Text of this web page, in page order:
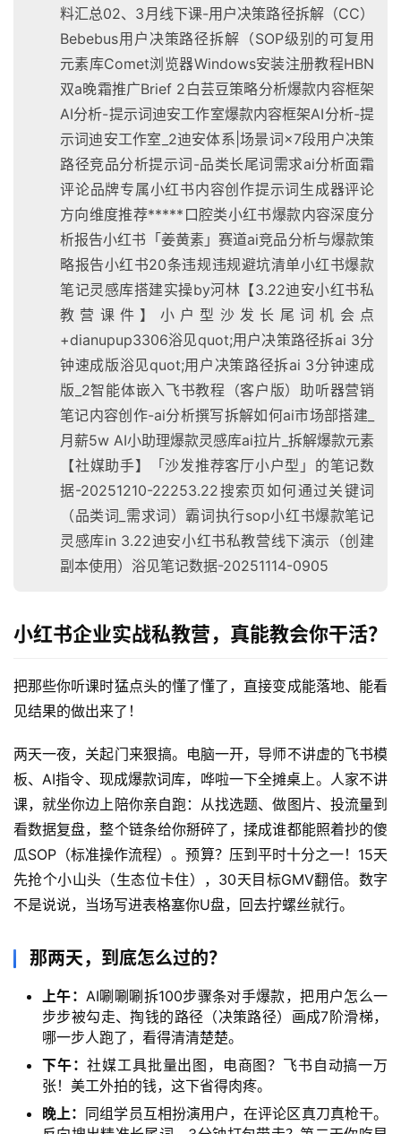
首
页
创
讯
赚
项
料汇总02、3月线下课-用户决策路径拆解（CC）
Bebebus用户决策路径拆解（SOP级别的可复用
元素库Comet浏览器Windows安装注册教程HBN
双a晚霜推广Brief 2白芸豆策略分析爆款内容框架
AI分析-提示词迪安工作室爆款内容框架AI分析-提
示词迪安工作室_2迪安体系|场景词×7段用户决策
路径竞品分析提示词-品类长尾词需求ai分析面霜
评论品牌专属小红书内容创作提示词生成器评论
方向维度推荐*****口腔类小红书爆款内容深度分
析报告小红书「姜黄素」赛道ai竞品分析与爆款策
略报告小红书20条违规违规避坑清单小红书爆款
笔记灵感库搭建实操by河林【3.22迪安小红书私
教营课件】小户型沙发长尾词机会点
+dianupup3306浴见quot;用户决策路径拆ai 3分
钟速成版浴见quot;用户决策路径拆ai 3分钟速成
版_2智能体嵌入飞书教程（客户版）助听器营销
笔记内容创作-ai分析撰写拆解如何ai市场部搭建_
月薪5w AI小助理爆款灵感库ai拉片_拆解爆款元素
【社媒助手】「沙发推荐客厅小户型」的笔记数
据-20251210-22253.22搜索页如何通过关键词
（品类词_需求词）霸词执行sop小红书爆款笔记
灵感库in 3.22迪安小红书私教营线下演示（创建
副本使用）浴见笔记数据-20251114-0905
小红书企业实战私教营，真能教会你干活？
把那些你听课时猛点头的懂了懂了，直接变成能落地、能看
见结果的做出来了！
两天一夜，关起门来狠搞。电脑一开，导师不讲虚的飞书模
板、AI指令、现成爆款词库，哗啦一下全摊桌上。人家不讲
课，就坐你边上陪你亲自跑：从找选题、做图片、投流量到
看数据复盘，整个链条给你掰碎了，揉成谁都能照着抄的傻
瓜SOP（标准操作流程）。预算？压到平时十分之一！15天
先抢个小山头（生态位卡住），30天目标GMV翻倍。数字
不是说说，当场写进表格塞你U盘，回去拧螺丝就行。
那两天，到底怎么过的？
上午：AI唰唰唰拆100步骤条对手爆款，把用户怎么一
步步被勾走、掏钱的路径（决策路径）画成7阶滑梯，
哪一步人跑了，看得清清楚楚。
下午：社媒工具批量出图，电商图？飞书自动搞一万
张！美工外拍的钱，这下省得肉疼。
晚上： 同组学员互相扮演用户，在评论区真刀真枪干。